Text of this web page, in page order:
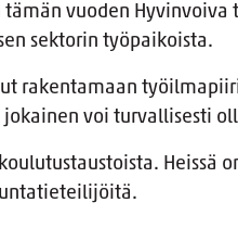
vuoden Hyvinvoiva
sektorin työpaikoista.
rakentamaan
voi turvallisesti
Heissä